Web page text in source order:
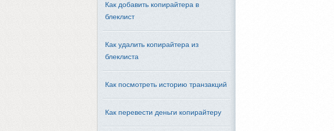
Как добавить копирайтера в
блеклист
Как удалить копирайтера из
блеклиста
Как посмотреть историю транзакций
Как перевести деньги копирайтеру